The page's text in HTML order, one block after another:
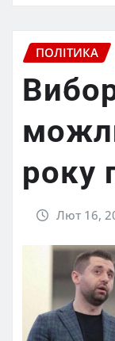
ПОЛІТИКА
року
Лют 16,